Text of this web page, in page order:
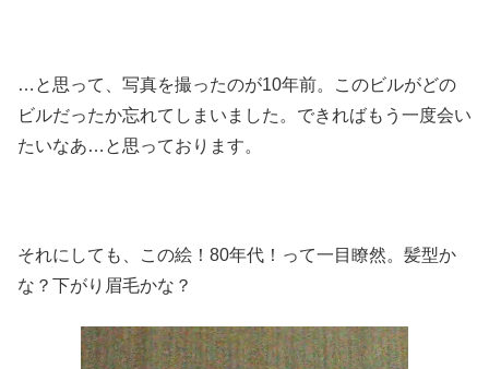
…と思って、写真を撮ったのが10年前。このビルがどの
ビルだったか忘れてしまいました。できればもう一度会い
たいなあ…と思っております。
それにしても、この絵！80年代！って一目瞭然。髪型か
な？下がり眉毛かな？